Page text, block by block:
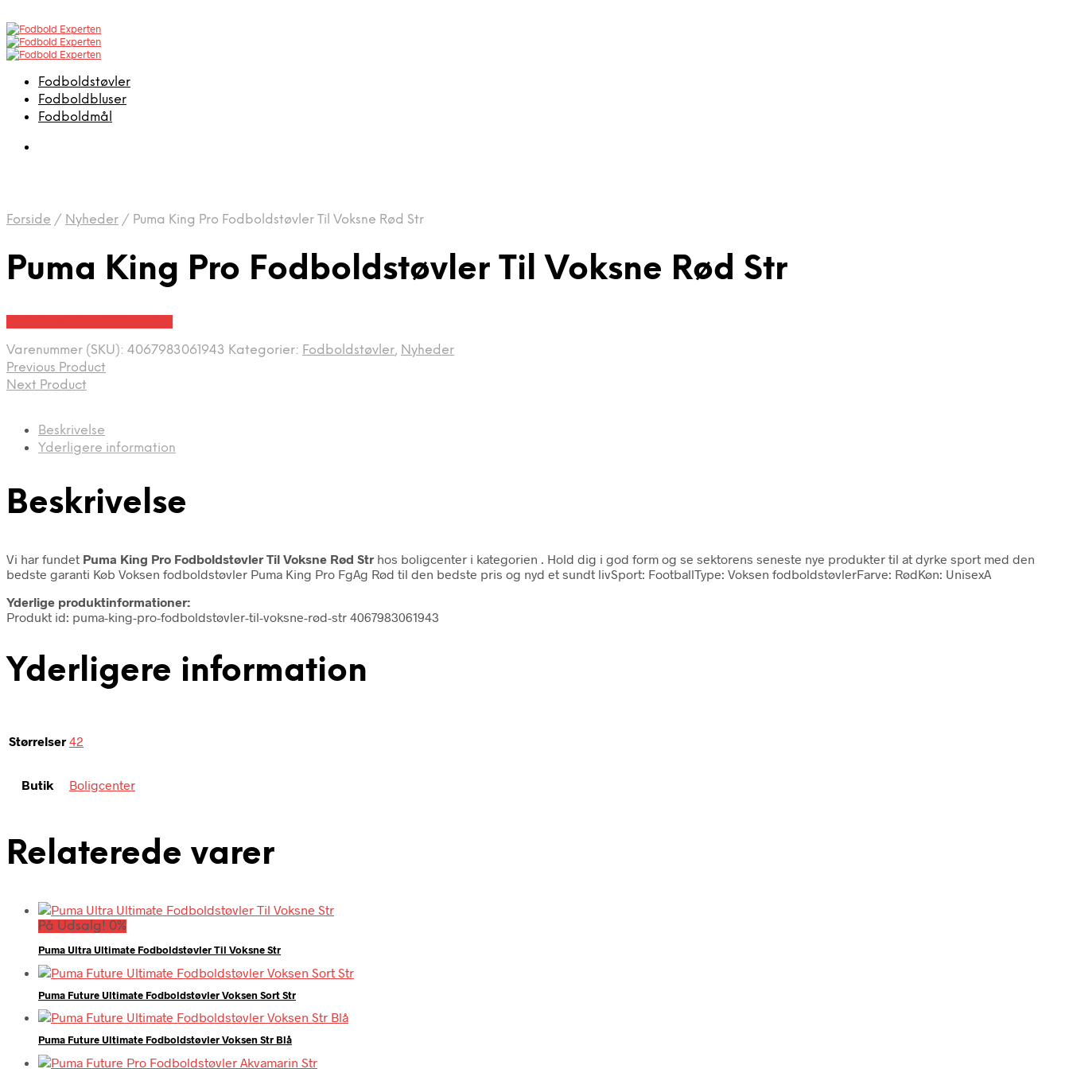
Fodboldstøvler
Fodboldbluser
Fodboldmål
Forside / Nyheder / Puma King Pro Fodboldstøvler Til Voksne Rød Str
Puma King Pro Fodboldstøvler Til Voksne Rød Str
Varenummer (SKU): 4067983061943 Kategorier: Fodboldstøvler, Nyheder
Previous Product
Next Product
Beskrivelse
Yderligere information
Beskrivelse
Vi har fundet Puma King Pro Fodboldstøvler Til Voksne Rød Str hos boligcenter i kategorien
. Hold dig i god form og se sektorens seneste nye produkter til at dyrke sport med den
bedste garanti Køb Voksen fodboldstøvler Puma King Pro FgAg Rød til den bedste pris og nyd et sundt livSport: FootballType: Voksen fodboldstøvlerFarve: RødKøn: UnisexA
Yderlige produktinformationer:
Produkt id: puma-king-pro-fodboldstøvler-til-voksne-rød-str 4067983061943
Yderligere information
Størrelser 42
Butik Boligcenter
Relaterede varer
På Udsalg! 0%
Puma Ultra Ultimate Fodboldstøvler Til Voksne Str
Puma Future Ultimate Fodboldstøvler Voksen Sort Str
Puma Future Ultimate Fodboldstøvler Voksen Str Blå